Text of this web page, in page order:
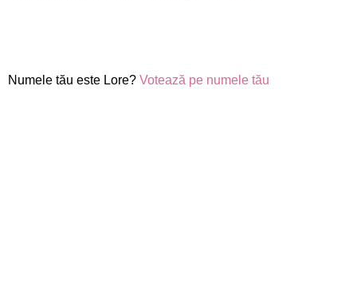
Numele tău este Lore? Votează pe numele tău